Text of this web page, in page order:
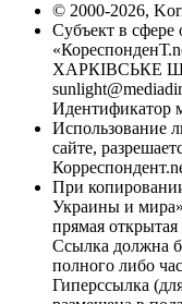
© 2000-2026,
Субъект в
ХАРКІВСЬКЕ
Идентификатор
Использование
сайте,
При
Украины и
прямая
Ссылка должна
полного либо
Гиперссылка